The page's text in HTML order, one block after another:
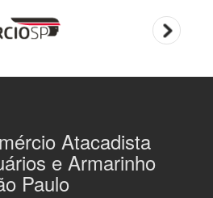
Atacadista
e Armarinho
Paulo